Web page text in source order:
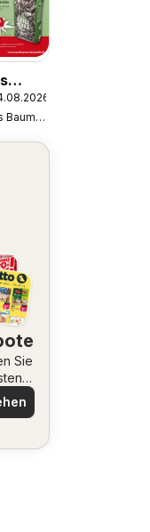
Sonderpreis Baumarkt
Sie